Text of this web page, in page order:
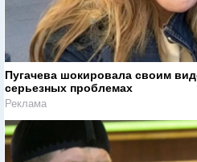
Пугачева шокировала своим
серьезных проблемах
Реклама